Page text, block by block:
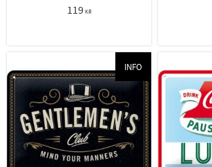
119KR
INFO